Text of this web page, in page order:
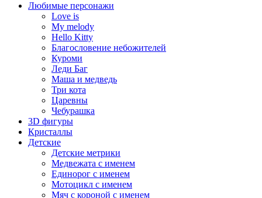
Любимые персонажи
Love is
My melody
Hello Kitty
Благословение небожителей
Куроми
Леди Баг
Маша и медведь
Три кота
Царевны
Чебурашка
3D фигуры
Кристаллы
Детские
Детские метрики
Медвежата с именем
Единорог с именем
Мотоцикл с именем
Мяч с короной с именем